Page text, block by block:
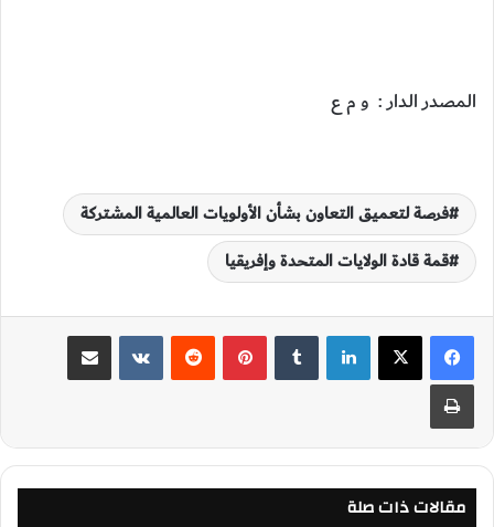
المصدر الدار : و م ع
فرصة لتعميق التعاون بشأن الأولويات العالمية المشتركة
قمة قادة الولايات المتحدة وإفريقيا
لينكدإن بينتيريست
مقالات ذات صلة